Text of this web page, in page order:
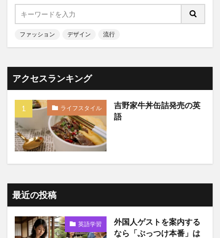
ファッション デザイン 流行
アクセスランキング
ライフスタイル
吉野家牛丼缶詰発売の英
語
最近の投稿
英語学習
外国人ゲストを案内する
なら「ぶっつけ本番」は